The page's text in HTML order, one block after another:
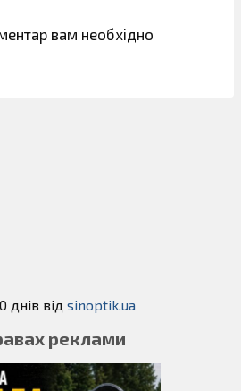
вам необхідно
днів від sinoptik.ua
реклами